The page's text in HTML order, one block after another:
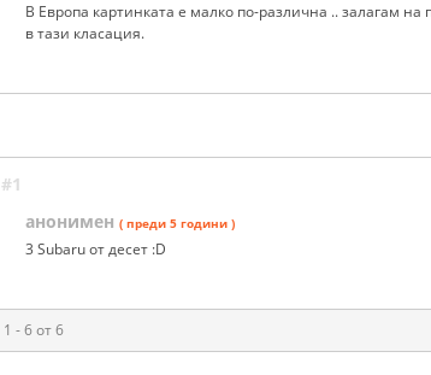
В Европа картинката е малко по-различна .. залагам
в тази класация.
#1
анонимен ( преди 5 години )
3 Subaru от десет :D
1 - 6 от 6